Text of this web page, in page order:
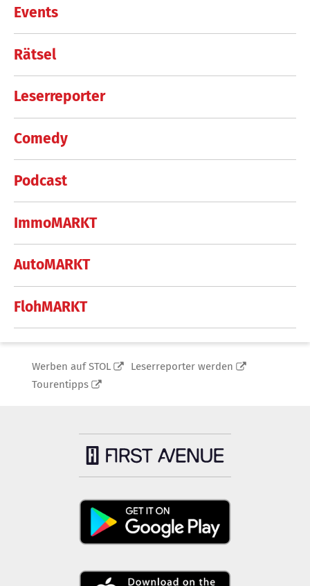
Events
Rätsel
Leserreporter
Comedy
Podcast
ImmoMARKT
AutoMARKT
FlohMARKT
Werben auf STOL
Leserreporter werden
Tourentipps